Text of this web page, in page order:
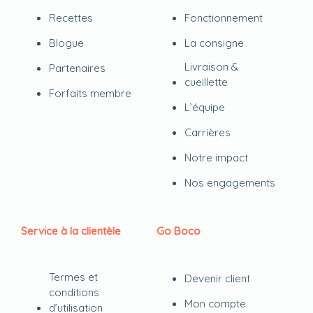
Recettes
Blogue
Partenaires
Forfaits membre
Fonctionnement
La consigne
Livraison &
cueillette
L’équipe
Carrières
Notre impact
Nos engagements
Service à la clientèle
Termes et
conditions
d’utilisation
Go Boco
Devenir client
Mon compte